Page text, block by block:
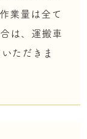
業量は全て
は、運搬車
ただきま